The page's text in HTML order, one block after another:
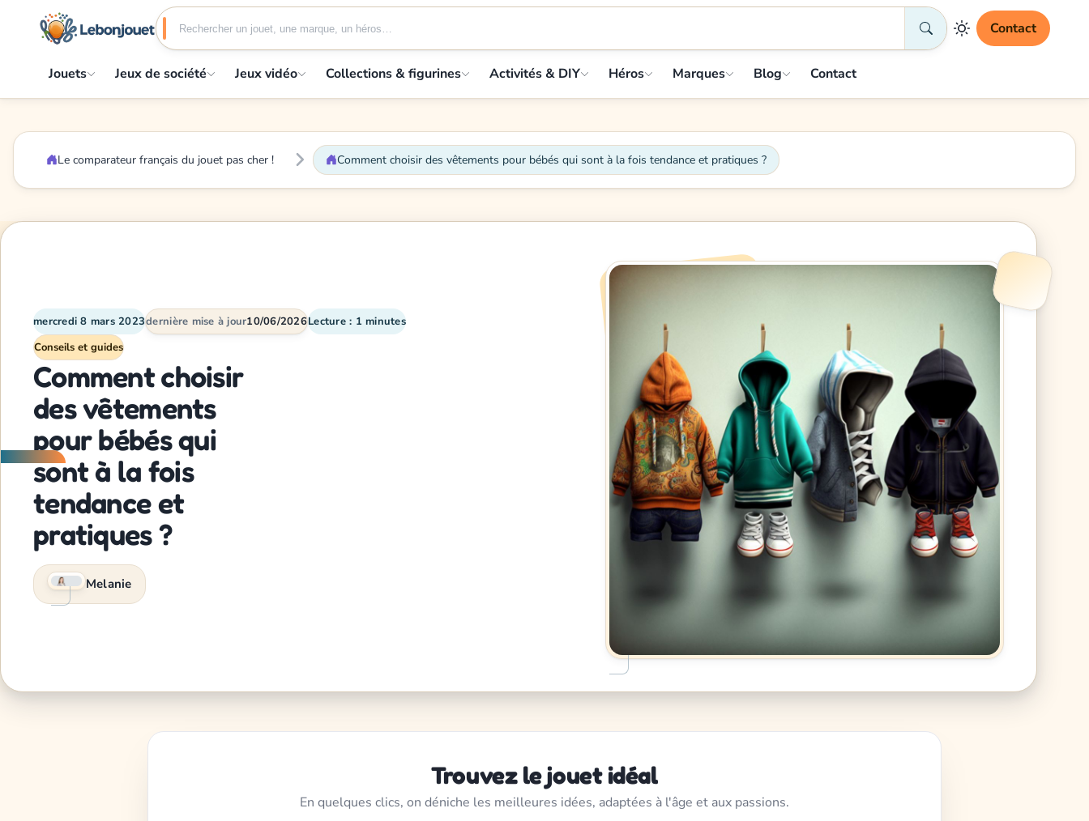
Contact
Jouets Jeux de société Jeux vidéo Collections & figurines Activités & DIY Héros Marques Blog Contact
Le comparateur français du jouet pas cher ! Comment choisir des vêtements pour bébés qui sont à la fois tendance et pratiques ?
mercredi 8 mars 2023dernière mise à jour10/06/2026Lecture : 1 minutes
Conseils et guides
Comment choisir
des vêtements
pour bébés qui
sont à la fois
tendance et
pratiques ?
Melanie
Trouvez le jouet idéal
En quelques clics, on déniche les meilleures idées, adaptées à l'âge et aux passions.